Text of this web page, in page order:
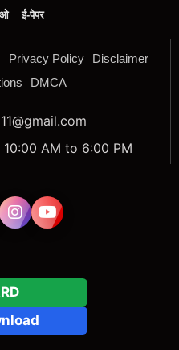
ई-पेपर
Privacy Policy
Disclaimer
DMCA
10:00 AM to 6:00 PM